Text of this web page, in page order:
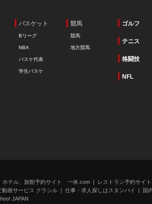
バスケット
Bリーグ
NBA
バスケ代表
学生バスケ
競馬
競馬
地方競馬
ゴルフ
テニス
格闘技
NFL
ホテル、旅館予約サイト 一休.com
レストラン予約サイ
動画サービス クラシル 仕事・求人探しはスタンバイ
国
JAPAN